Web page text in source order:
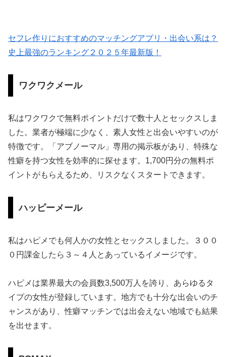
セフレ作りにおすすめのマッチングアプリ・出会い系は？
史上最強のランキング２０２５年最新版！
ワクワクメール
私はワクワクで無料ポイントだけで数十人とセックスしま
した。業者が極端に少なく、素人女性と出会いやすいのが
特徴です。「アブノーマル」専用の掲示板があり、特殊な
性癖を持つ女性を効率的に探せます。1,700円分の無料ポ
イントがもらえるため、リスクなくスタートできます。
ハッピーメール
私はハピメでも何人かの女性とセックスしました。３００
０円課金したら３～４人とあっているイメージです。
ハピメは業界最大の会員数3,500万人を誇り、あらゆるタ
イプの女性が登録しています。地方でも十分な出会いのチ
ャンスがあり、性癖マッチンでは出会えない地域でも結果
を出せます。